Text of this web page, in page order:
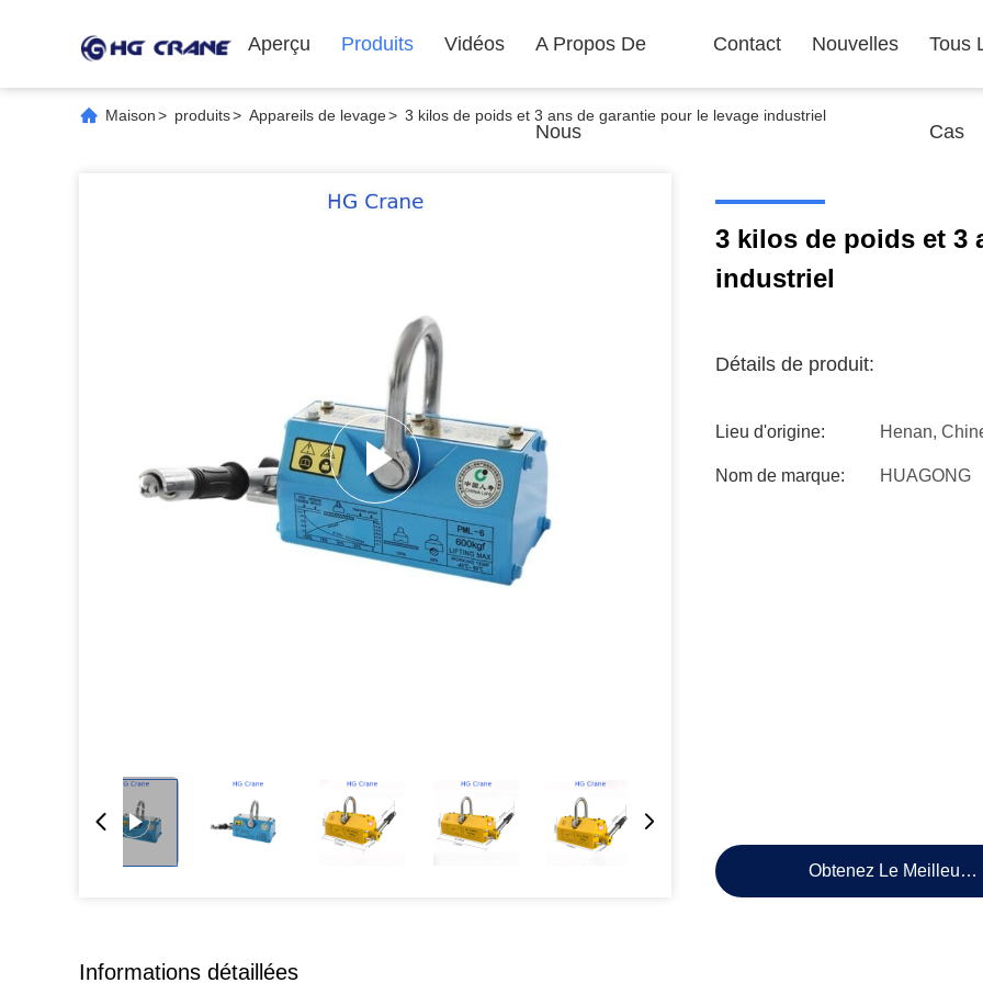
Aperçu Produits Vidéos A Propos De
Nous
Contact Nouvelles Tous
Cas
Maison> produits> Appareils de levage> 3 kilos de poids et 3 ans de garantie pour le levage industriel
3 kilos de poids et 3
industriel
Détails de produit:
Lieu d'origine: Henan,
Nom de marque: HUAGONG
Obtenez Le Meilleur
Informations détaillées